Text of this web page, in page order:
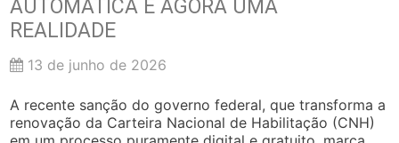
AUTOMÁTICA É AGORA UMA
REALIDADE
13 de junho de 2026
A recente sanção do governo federal, que transforma a
renovação da Carteira Nacional de Habilitação (CNH)